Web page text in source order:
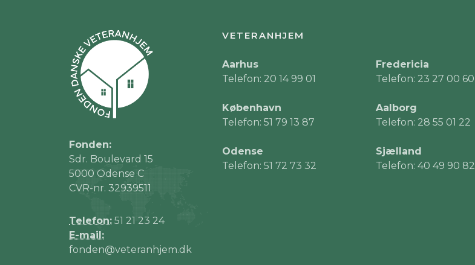
Fonden:
Sdr. Boulevard 15
5000 Odense C
CVR-nr. 32939511
Telefon: 51 21 23 24
E-mail:
fonden@veteranhjem.dk
VETERANHJEM
Aarhus
Telefon: 20 14 99 01
København
Telefon: 51 79 13 87
Odense
Telefon: 51 72 73 32
Fredericia
Telefon: 23 27 00 60
Aalborg
Telefon: 28 55 01 22
Sjælland
Telefon: 40 49 90 82